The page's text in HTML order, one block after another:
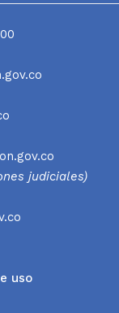
judiciales)
uso